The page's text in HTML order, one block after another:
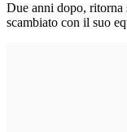
Due anni dopo, ritorna
scambiato con il suo